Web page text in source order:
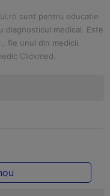
sunt pentru educatie
diagnosticul medical. Este
fie unul din medicii
Clickmed.